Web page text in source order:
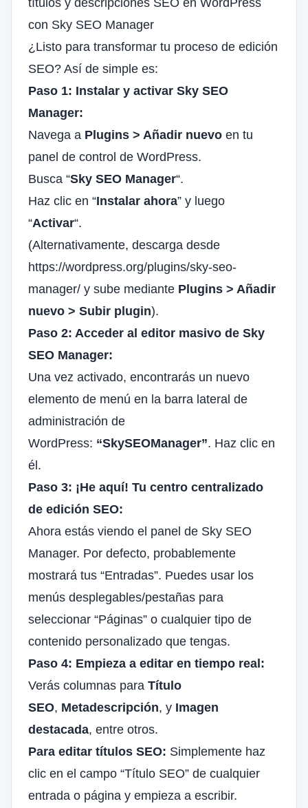
títulos y descripciones SEO en WordPress
con Sky SEO Manager
¿Listo para transformar tu proceso de edición
SEO? Así de simple es:
Paso 1: Instalar y activar Sky SEO
Manager:
Navega a Plugins > Añadir nuevo en tu
panel de control de WordPress.
Busca “Sky SEO Manager“.
Haz clic en “Instalar ahora” y luego
“Activar“.
(Alternativamente, descarga desde
https://wordpress.org/plugins/sky-seo-
manager/ y sube mediante Plugins > Añadir
nuevo > Subir plugin).
Paso 2: Acceder al editor masivo de Sky
SEO Manager:
Una vez activado, encontrarás un nuevo
elemento de menú en la barra lateral de
administración de
WordPress: “SkySEOManager”. Haz clic en
él.
Paso 3: ¡He aquí! Tu centro centralizado
de edición SEO:
Ahora estás viendo el panel de Sky SEO
Manager. Por defecto, probablemente
mostrará tus “Entradas”. Puedes usar los
menús desplegables/pestañas para
seleccionar “Páginas” o cualquier tipo de
contenido personalizado que tengas.
Paso 4: Empieza a editar en tiempo real:
Verás columnas para Título
SEO, Metadescripción, y Imagen
destacada, entre otros.
Para editar títulos SEO: Simplemente haz
clic en el campo “Título SEO” de cualquier
entrada o página y empieza a escribir.